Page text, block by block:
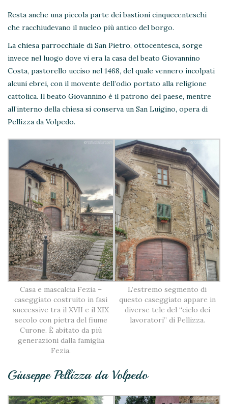
Resta anche una piccola parte dei bastioni cinquecenteschi
che racchiudevano il nucleo più antico del borgo.
La chiesa parrocchiale di San Pietro, ottocentesca, sorge
invece nel luogo dove vi era la casa del beato Giovannino
Costa, pastorello ucciso nel 1468, del quale vennero incolpati
alcuni ebrei, con il movente dell’odio portato alla religione
cattolica. Il beato Giovannino è il patrono del paese, mentre
all’interno della chiesa si conserva un San Luigino, opera di
Pellizza da Volpedo.
Casa e mascalcia Fezia –
caseggiato costruito in fasi
successive tra il XVII e il XIX
secolo con pietra del fiume
Curone. È abitato da più
generazioni dalla famiglia
Fezia.
L’estremo segmento di
questo caseggiato appare in
diverse tele del “ciclo dei
lavoratori” di Pellizza.
Giuseppe Pellizza da Volpedo